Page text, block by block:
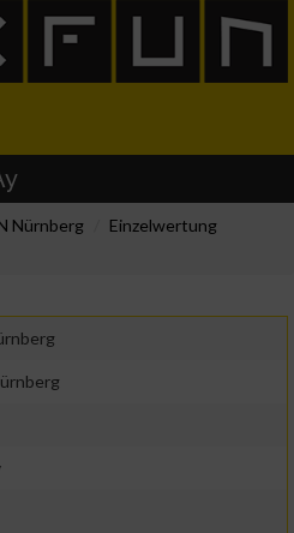
Nürnberg
Einzelwertung